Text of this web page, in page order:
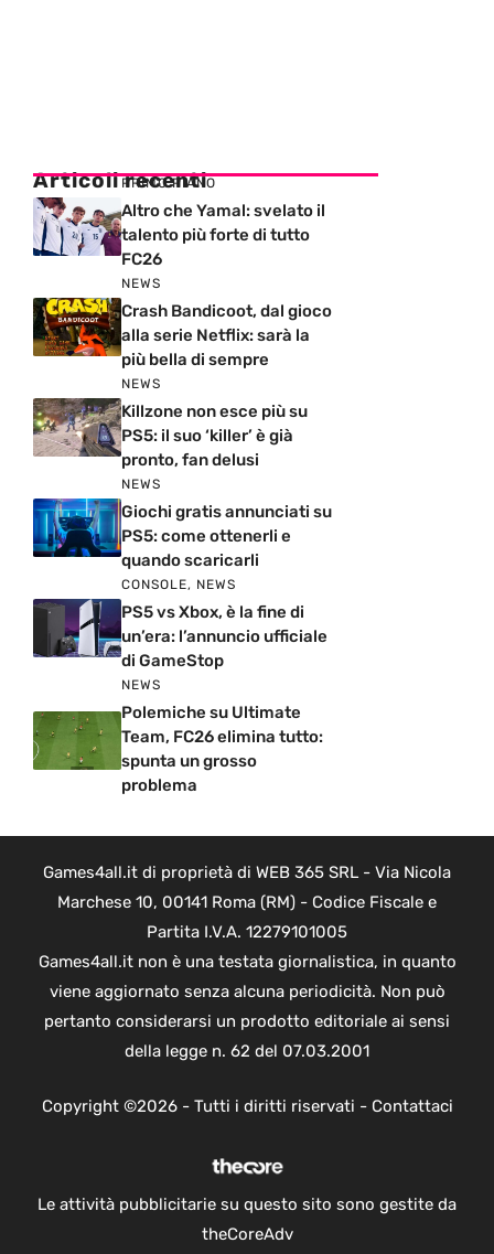
Articoli recenti
PRIMO PIANO
Altro che Yamal: svelato il
talento più forte di tutto
FC26
NEWS
Crash Bandicoot, dal gioco
alla serie Netflix: sarà la
più bella di sempre
NEWS
Killzone non esce più su
PS5: il suo ‘killer’ è già
pronto, fan delusi
NEWS
Giochi gratis annunciati su
PS5: come ottenerli e
quando scaricarli
CONSOLE, NEWS
PS5 vs Xbox, è la fine di
un’era: l’annuncio ufficiale
di GameStop
NEWS
Polemiche su Ultimate
Team, FC26 elimina tutto:
spunta un grosso
problema
Games4all.it di proprietà di WEB 365 SRL - Via Nicola
Marchese 10, 00141 Roma (RM) - Codice Fiscale e
Partita I.V.A. 12279101005
Games4all.it non è una testata giornalistica, in quanto
viene aggiornato senza alcuna periodicità. Non può
pertanto considerarsi un prodotto editoriale ai sensi
della legge n. 62 del 07.03.2001
Copyright ©2026 - Tutti i diritti riservati - Contattaci
Le attività pubblicitarie su questo sito sono gestite da
theCoreAdv